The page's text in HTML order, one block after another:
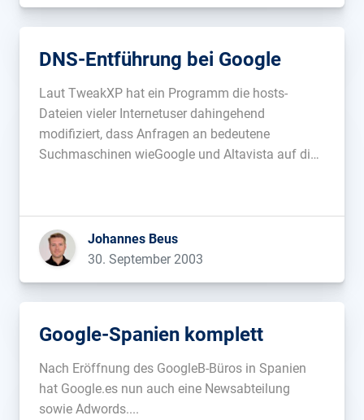
DNS-Entführung bei Google
Laut TweakXP hat ein Programm die hosts-
Dateien vieler Internetuser dahingehend
modifiziert, dass Anfragen an bedeutene
Suchmaschinen wieGoogle und Altavista auf die
Usenet wird spekuliert, ob dieses Programm sich
durch einen der vielen Bugs im Microsoft Internet
Explorer […]...
Johannes Beus
30. September 2003
Google-Spanien komplett
Nach Eröffnung des GoogleB-Büros in Spanien
hat Google.es nun auch eine Newsabteilung
sowie Adwords....